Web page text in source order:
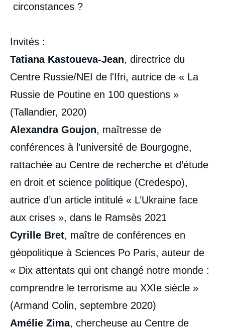
circonstances ?
Invités :
Tatiana Kastoueva-Jean, directrice du
Centre Russie/NEI de l'Ifri, autrice de « La
Russie de Poutine en 100 questions »
(Tallandier, 2020)
Alexandra Goujon, maîtresse de
conférences à l’université de Bourgogne,
rattachée au Centre de recherche et d’étude
en droit et science politique (Credespo),
autrice d’un article intitulé « L’Ukraine face
aux crises », dans le Ramsès 2021
Cyrille Bret, maître de conférences en
géopolitique à Sciences Po Paris, auteur de
« Dix attentats qui ont changé notre monde :
comprendre le terrorisme au XXIe siècle »
(Armand Colin, septembre 2020)
Amélie Zima, chercheuse au Centre de